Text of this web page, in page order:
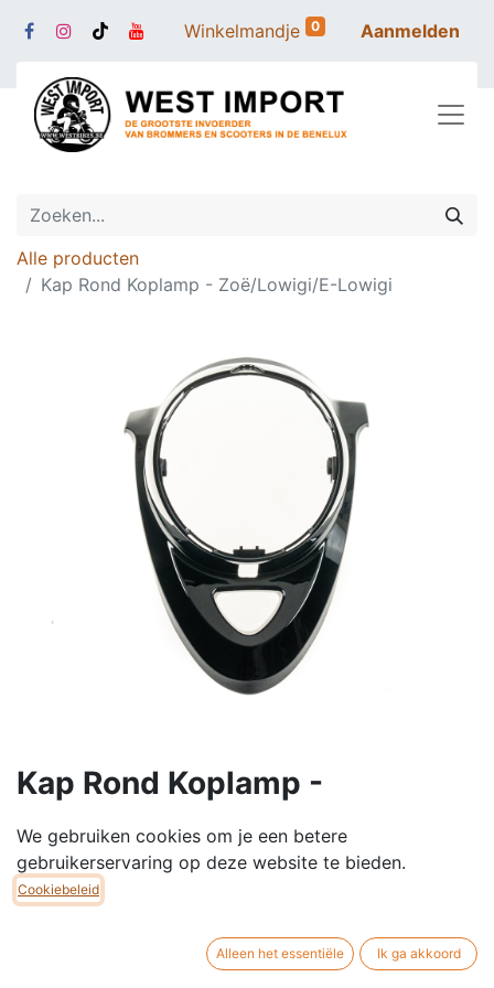
Winkelmandje 0 Aanmelden
Alle producten
Kap Rond Koplamp - Zoë/Lowigi/E-Lowigi
Kap Rond Koplamp -
Zoë/Lowigi/E-Lowigi
€34,95
We gebruiken cookies om je een betere
gebruikerservaring op deze website te bieden.
Cookiebeleid
Alleen het essentiële Ik ga akkoord